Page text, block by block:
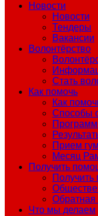
Новости
Новости
Тендеры
Вакансии
Волонтёрство
Стать
Как помочь
Как
Способы
Прием
Месяц
Получить
Обратная
Что мы делаем